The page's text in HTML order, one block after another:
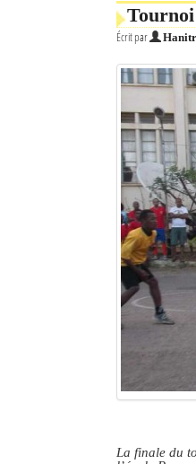
Écrit par
La finale du